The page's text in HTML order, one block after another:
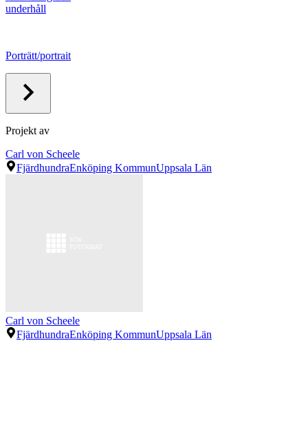
underhåll
Porträtt/portrait
Projekt av
Carl von Scheele
FjärdhundraEnköping KommunUppsala Län
Carl von Scheele
FjärdhundraEnköping KommunUppsala Län